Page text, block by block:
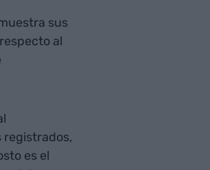
sus
al
registrados,
es el